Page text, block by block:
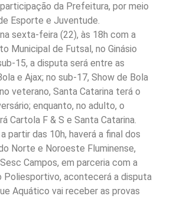
da Prefeitura, por meio
Esporte e Juventude.
sexta-feira (22), às 18h com a
Municipal de Futsal, no Ginásio
15, a disputa será entre as
e Ajax; no sub-17, Show de Bola
veterano, Santa Catarina terá o
enquanto, no adulto, o
Cartola F & S e Santa Catarina.
partir das 10h, haverá a final dos
Norte e Noroeste Fluminense,
Campos, em parceria com a
Poliesportivo, acontecerá a disputa
Aquático vai receber as provas